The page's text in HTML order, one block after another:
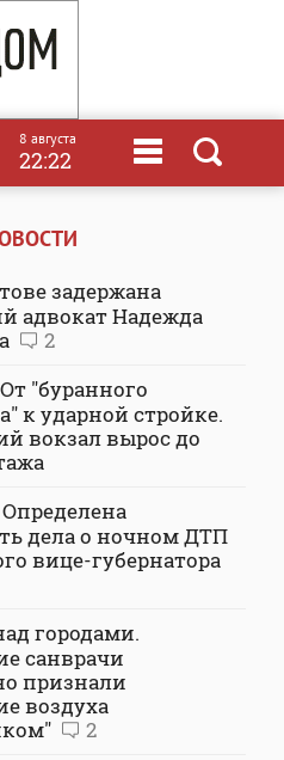
8 августа
22:22
задержана
адвокат Надежда
2
От "буранного
к ударной стройке.
вокзал вырос до
Определена
дела о ночном ДТП
вице-губернатора
городами.
санврачи
признали
воздуха
2